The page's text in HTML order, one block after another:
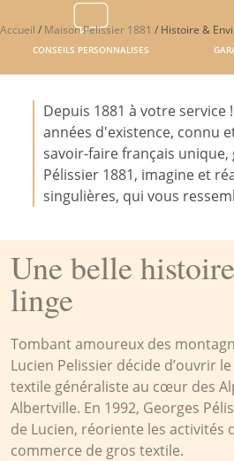
CONSEILS PERSONNALISES
Accueil / Maison Pelissier 1881 / Histoire &
Depuis 1881 à votre service
années d'existence, connu
savoir-faire français unique,
Pélissier 1881, imagine et
singulières, qui vous
Une belle
linge
Tombant amoureux des
Lucien Pelissier décide d’ouvrir
textile généraliste au cœur des
Albertville. En 1992, Georges
de Lucien, réoriente les activités
commerce de gros textile.